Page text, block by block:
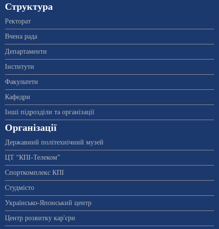
Структура
Ректорат
Вчена рада
Департаменти
Інститути
Факультети
Кафедри
Інші підрозділи та організації
Організації
Державний політехнічний музей
ЦТ “КПІ-Телеком”
Спорткомплекс КПІ
Студмісто
Українсько-Японський центр
Центр розвитку кар'єри